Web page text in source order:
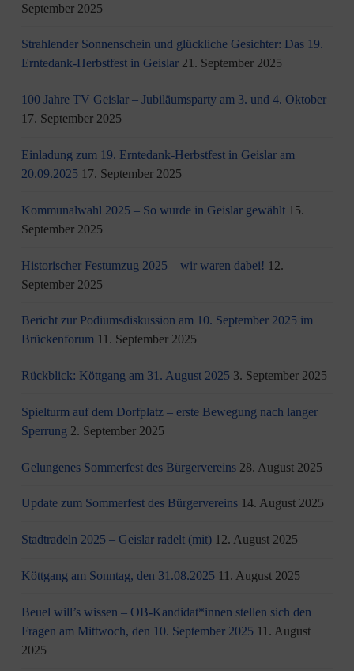
September 2025
Strahlender Sonnenschein und glückliche Gesichter: Das 19.
Erntedank-Herbstfest in Geislar 21. September 2025
100 Jahre TV Geislar – Jubiläumsparty am 3. und 4. Oktober
17. September 2025
Einladung zum 19. Erntedank-Herbstfest in Geislar am
20.09.2025 17. September 2025
Kommunalwahl 2025 – So wurde in Geislar gewählt 15.
September 2025
Historischer Festumzug 2025 – wir waren dabei! 12.
September 2025
Bericht zur Podiumsdiskussion am 10. September 2025 im
Brückenforum 11. September 2025
Rückblick: Köttgang am 31. August 2025 3. September 2025
Spielturm auf dem Dorfplatz – erste Bewegung nach langer
Sperrung 2. September 2025
Gelungenes Sommerfest des Bürgervereins 28. August 2025
Update zum Sommerfest des Bürgervereins 14. August 2025
Stadtradeln 2025 – Geislar radelt (mit) 12. August 2025
Köttgang am Sonntag, den 31.08.2025 11. August 2025
Beuel will’s wissen – OB-Kandidat*innen stellen sich den
Fragen am Mittwoch, den 10. September 2025 11. August
2025